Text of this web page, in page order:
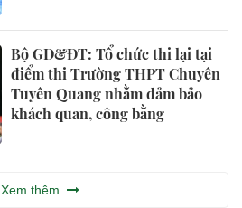
Bộ GD&ĐT: Tổ chức thi lại tại
điểm thi Trường THPT Chuyên
Tuyên Quang nhằm đảm bảo
khách quan, công bằng
Xem thêm